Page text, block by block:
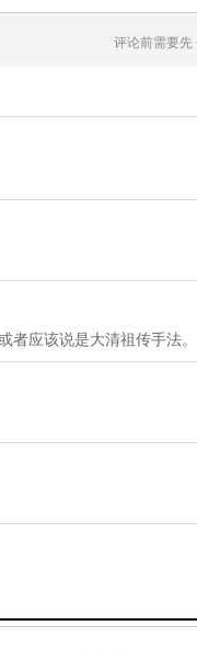
评论前需要先
者应该说是大清祖传手法。